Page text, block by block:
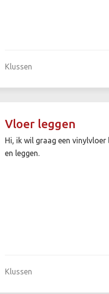
Klussen
Vloer leggen
Hi, ik wil graag een vinylvloer
en leggen.
Klussen